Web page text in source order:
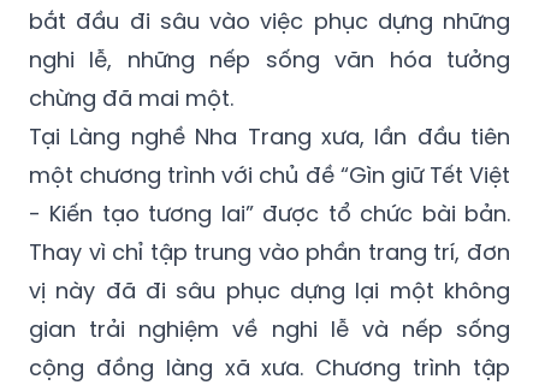
bắt đầu đi sâu vào việc phục dựng những
nghi lễ, những nếp sống văn hóa tưởng
chừng đã mai một.
Tại Làng nghề Nha Trang xưa, lần đầu tiên
một chương trình với chủ đề “Gìn giữ Tết Việt
- Kiến tạo tương lai” được tổ chức bài bản.
Thay vì chỉ tập trung vào phần trang trí, đơn
vị này đã đi sâu phục dựng lại một không
gian trải nghiệm về nghi lễ và nếp sống
cộng đồng làng xã xưa. Chương trình tập